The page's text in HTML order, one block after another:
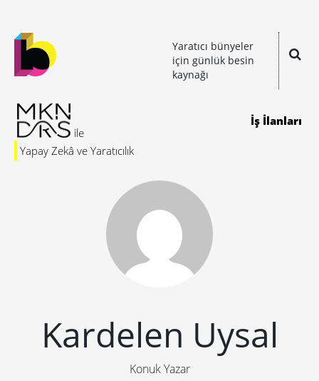
Yaratıcı bünyeler
için günlük besin
kaynağı
Yapay Zekâ ve Yaratıcılık
İş İlanları
Kardelen Uysal
Konuk Yazar